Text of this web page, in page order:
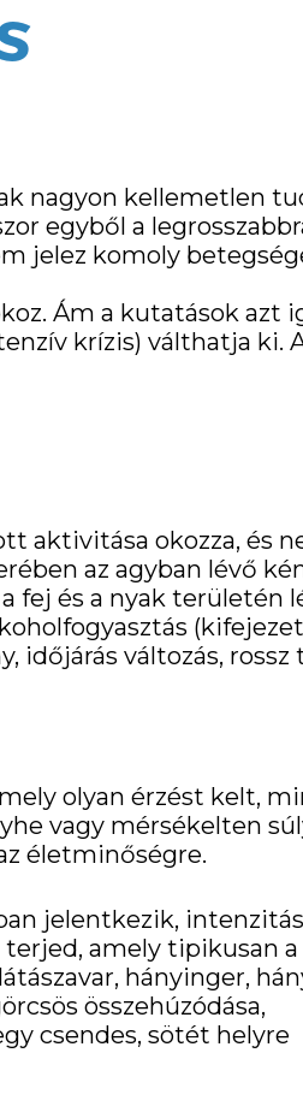
nagyon kellemetlen
egyből a
jelez komoly
Ám a kutatások azt
krízis) válthatja ki.
aktivitása okozza, és
az agyban lévő
fej és a nyak területén
időjárás változás, rossz
olyan érzést kelt,
vagy mérsékelten
életminőségre.
jelentkezik,
amely tipikusan a
hányinger,
összehúzódása,
csendes, sötét helyre